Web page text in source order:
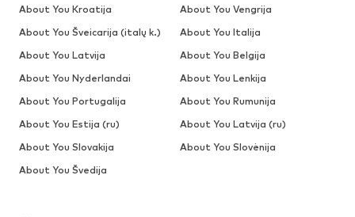
About You Kroatija
About You Vengrija
About You Šveicarija (italų k.)
About You Italija
About You Latvija
About You Belgija
About You Nyderlandai
About You Lenkija
About You Portugalija
About You Rumunija
About You Estija (ru)
About You Latvija (ru)
About You Slovakija
About You Slovėnija
About You Švedija